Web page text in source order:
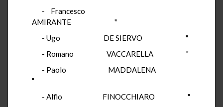
- Francesco
AMIRANTE "
- Ugo DE SIERVO "
- Romano VACCARELLA "
- Paolo MADDALENA
"
- Alfio FINOCCHIARO "